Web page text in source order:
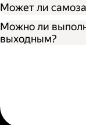
Может ли
Можно ли
выходным?